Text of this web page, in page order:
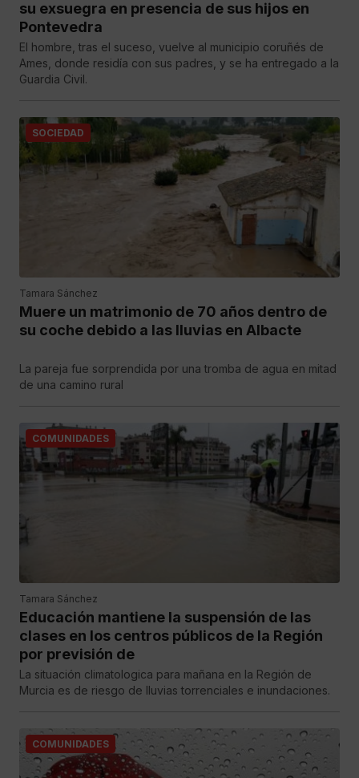
su exsuegra en presencia de sus hijos en
Pontevedra
El hombre, tras el suceso, vuelve al municipio coruñés de
Ames, donde residía con sus padres, y se ha entregado a la
Guardia Civil.
SOCIEDAD
Tamara Sánchez
Muere un matrimonio de 70 años dentro de
su coche debido a las lluvias en Albacte
La pareja fue sorprendida por una tromba de agua en mitad
de una camino rural
COMUNIDADES
Tamara Sánchez
Educación mantiene la suspensión de las
clases en los centros públicos de la Región
por previsión de
La situación climatologica para mañana en la Región de
Murcia es de riesgo de lluvias torrenciales e inundaciones.
COMUNIDADES